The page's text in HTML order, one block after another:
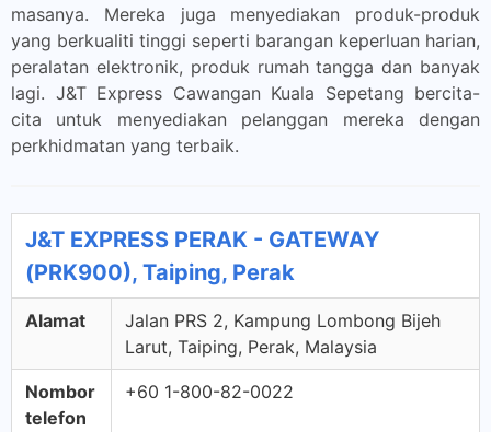
masanya. Mereka juga menyediakan produk-produk
yang berkualiti tinggi seperti barangan keperluan harian,
peralatan elektronik, produk rumah tangga dan banyak
lagi. J&T Express Cawangan Kuala Sepetang bercita-
cita untuk menyediakan pelanggan mereka dengan
perkhidmatan yang terbaik.
J&T EXPRESS PERAK - GATEWAY
(PRK900), Taiping, Perak
Alamat
Jalan PRS 2, Kampung Lombong Bijeh
Larut, Taiping, Perak, Malaysia
Nombor
telefon
+60 1-800-82-0022